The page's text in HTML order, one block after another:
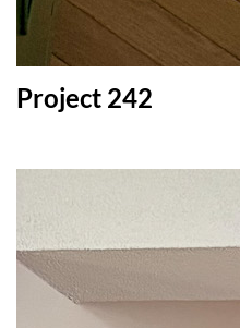
Project 242